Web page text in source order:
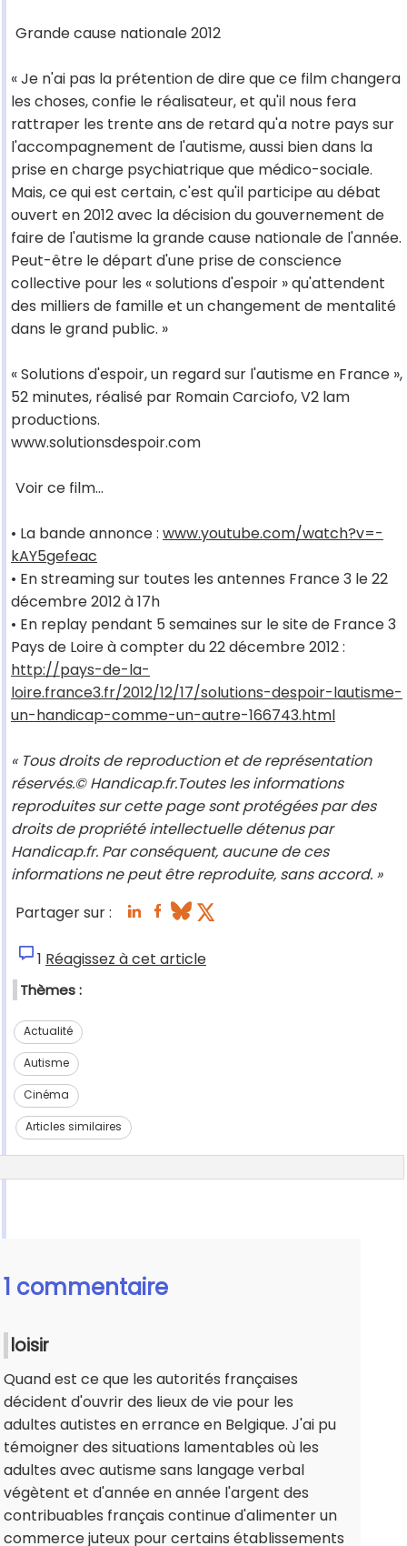
Grande cause nationale 2012
« Je n'ai pas la prétention de dire que ce film changera
les choses, confie le réalisateur, et qu'il nous fera
rattraper les trente ans de retard qu'a notre pays sur
l'accompagnement de l'autisme, aussi bien dans la
prise en charge psychiatrique que médico-sociale.
Mais, ce qui est certain, c'est qu'il participe au débat
ouvert en 2012 avec la décision du gouvernement de
faire de l'autisme la grande cause nationale de l'année.
Peut-être le départ d'une prise de conscience
collective pour les « solutions d'espoir » qu'attendent
des milliers de famille et un changement de mentalité
dans le grand public. »
« Solutions d'espoir, un regard sur l'autisme en France »,
52 minutes, réalisé par Romain Carciofo, V2 lam
productions.
www.solutionsdespoir.com
Voir ce film...
• La bande annonce : www.youtube.com/watch?v=-
kAY5gefeac
• En streaming sur toutes les antennes France 3 le 22
décembre 2012 à 17h
• En replay pendant 5 semaines sur le site de France 3
Pays de Loire à compter du 22 décembre 2012 :
http://pays-de-la-
loire.france3.fr/2012/12/17/solutions-despoir-lautisme-
un-handicap-comme-un-autre-166743.html
« Tous droits de reproduction et de représentation
réservés.© Handicap.fr.Toutes les informations
reproduites sur cette page sont protégées par des
droits de propriété intellectuelle détenus par
Handicap.fr. Par conséquent, aucune de ces
informations ne peut être reproduite, sans accord. »
Partager sur :
1 Réagissez à cet article
Thèmes :
Actualité
Autisme
Cinéma
Articles similaires
1 commentaire
loisir
Quand est ce que les autorités françaises
décident d'ouvrir des lieux de vie pour les
adultes autistes en errance en Belgique. J'ai pu
témoigner des situations lamentables où les
adultes avec autisme sans langage verbal
végètent et d'année en année l'argent des
contribuables français continue d'alimenter un
commerce juteux pour certains établissements